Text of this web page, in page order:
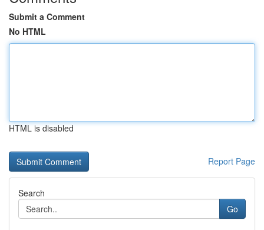
Submit a Comment
No HTML
HTML is disabled
Report Page
Search
Go